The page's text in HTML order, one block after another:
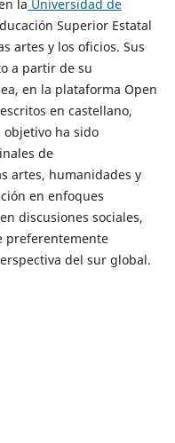
la Universidad de
Superior Estatal
artes y los oficios. Sus
a partir de su
en la plataforma Open
en castellano,
objetivo ha sido
de
artes, humanidades y
en enfoques
discusiones sociales,
preferentemente
del sur global.